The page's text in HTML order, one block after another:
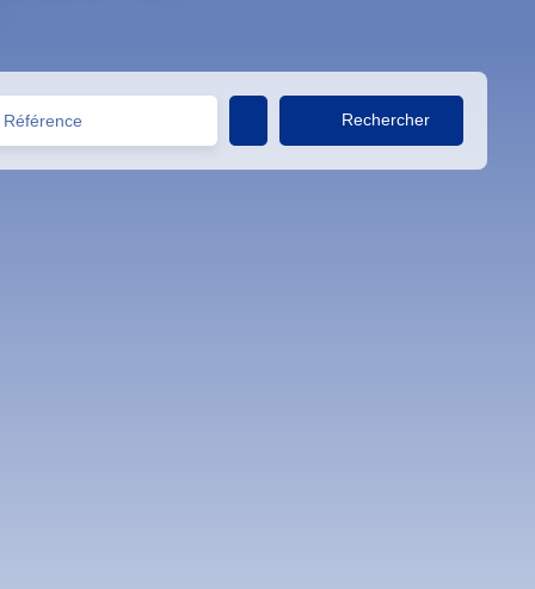
Référence Rechercher